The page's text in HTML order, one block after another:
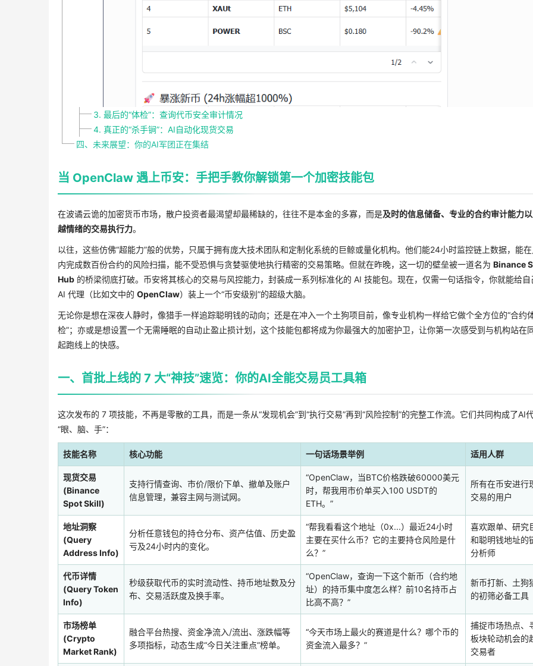
3. 最后的“体检”：查询代币安全审计情况
4. 真正的“杀手锏”：AI自动化现货交易
四、未来展望：你的AI军团正在集结
当 OpenClaw 遇上币安：手把手教你解锁第一个加密技能包
在波谲云诡的加密货币市场，散户投资者最渴望却最稀缺的，往往不是本金的多寡，而是及时的信息储备、专业的合约审计能力
越情绪的交易执行力。
以往，这些仿佛“超能力”般的优势，只属于拥有庞大技术团队和定制化系统的巨鲸或量化机构。他们能24小时监控链上数据，能
内完成数百份合约的风险扫描，能不受恐惧与贪婪驱使地执行精密的交易策略。但就在昨晚，这一切的壁垒被一道名为 Binance
Hub 的桥梁彻底打破。币安将其核心的交易与风控能力，封装成一系列标准化的 AI 技能包。现在，仅需一句话指令，你就能给自
AI 代理（比如文中的 OpenClaw）装上一个“币安级别”的超级大脑。
无论你是想在深夜人静时，像猎手一样追踪聪明钱的动向；还是在冲入一个土狗项目前，像专业机构一样给它做个全方位的“合约
检”；亦或是想设置一个无需睡眠的自动止盈止损计划，这个技能包都将成为你最强大的加密护卫，让你第一次感受到与机构站在
起跑线上的快感。
一、首批上线的 7 大“神技”速览：你的AI全能交易员工具箱
这次发布的 7 项技能，不再是零散的工具，而是一条从“发现机会”到“执行交易”再到“风险控制”的完整工作流。它们共同构成了AI
“眼、脑、手”：
技能名称 核心功能 一句话场景举例 适用人群
现货交易
(Binance
Spot Skill)
支持行情查询、市价/限价下单、撤单及账户
信息管理，兼容主网与测试网。
“OpenClaw，当BTC价格跌破60000美元
时，帮我用市价单买入100 USDT的
ETH。”
所有在币安进行
交易的用户
地址洞察
(Query
Address Info)
分析任意钱包的持仓分布、资产估值、历史盈
亏及24小时内的变化。
“帮我看看这个地址（0x...）最近24小时
主要在买什么币？它的主要持仓风险是什
么？”
喜欢跟单、研究
和聪明钱地址的
分析师
代币详情
(Query Token
Info)
秒级获取代币的实时流动性、持币地址数及分
布、交易活跃度及换手率。
“OpenClaw，查询一下这个新币（合约地
址）的持币集中度怎么样？前10名持币占
比高不高？”
新币打新、土狗
的初筛必备工具
市场榜单
(Crypto
Market Rank)
融合平台热搜、资金净流入/流出、涨跌幅等
多项指标，动态生成“今日关注重点”榜单。
“今天市场上最火的赛道是什么？哪个币的
资金流入最多？”
捕捉市场热点、
板块轮动机会的
交易者